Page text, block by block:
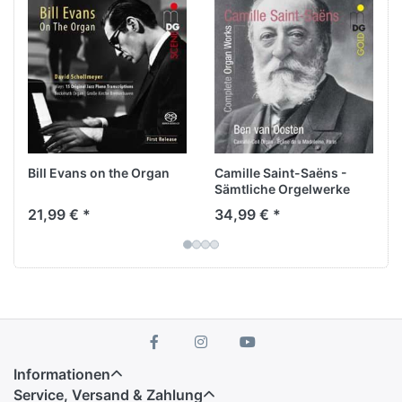
französische Klangästhetik. Hätte sich in
Deutschland, analog zu Frankreich, eine
romantische Orgelsinfonik entwickelt, hätte sie
wohl so geklungen, wie Rudolf Innig hier seinen
Bruckner präsentiert.
Bill Evans on the Organ
21,99 € *
Camille Saint-Saëns -
Sämtliche Orgelwerke
34,99 € *
Informationen
Service, Versand & Zahlung